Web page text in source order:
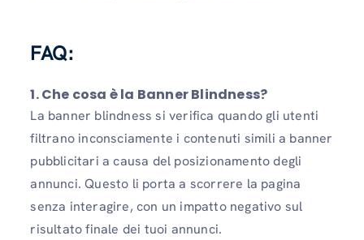
FAQ:
1. Che cosa è la Banner Blindness?
La banner blindness si verifica quando gli utenti
filtrano inconsciamente i contenuti simili a banner
pubblicitari a causa del posizionamento degli
annunci. Questo li porta a scorrere la pagina
senza interagire, con un impatto negativo sul
risultato finale dei tuoi annunci.